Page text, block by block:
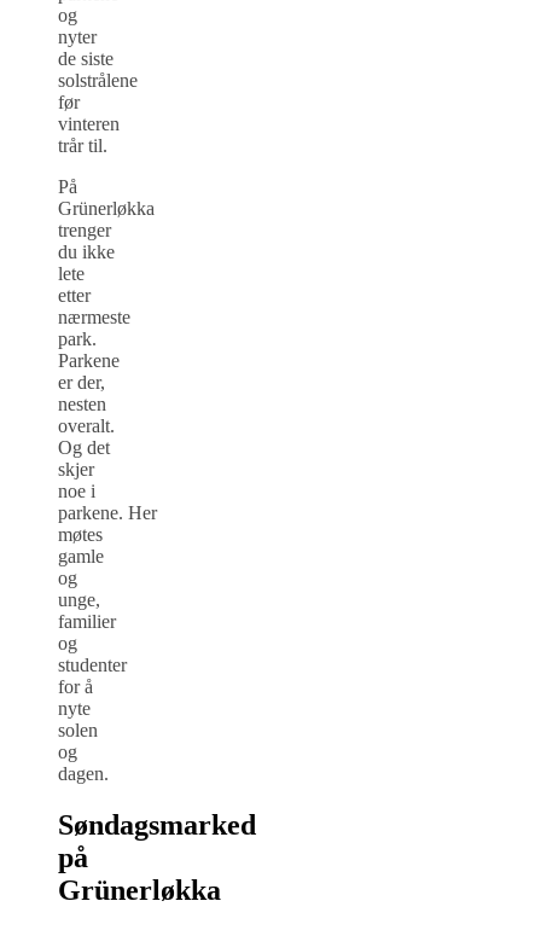
og
nyter
de siste
solstrålene
før
vinteren
trår til.
På
Grünerløkka
trenger
du ikke
lete
etter
nærmeste
park.
Parkene
er der,
nesten
overalt.
Og det
skjer
noe i
parkene. Her
møtes
gamle
og
unge,
familier
og
studenter
for å
nyte
solen
og
dagen.
Søndagsmarked
på
Grünerløkka